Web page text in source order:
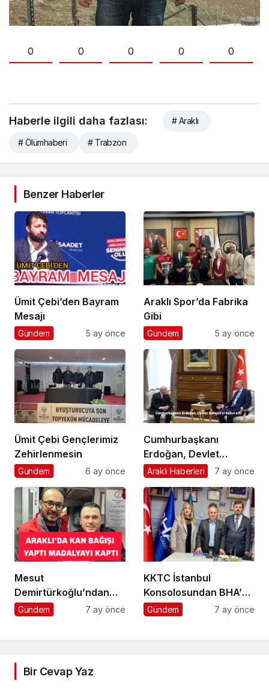
0 0 0 0 0
Haberle ilgili daha fazlası: # Araklı
# Ölümhaberi # Trabzon
Benzer Haberler
Ümit Çebi’den Bayram
Mesajı
Gündem 5 ay önce
Araklı Spor’da Fabrika
Gibi
Gündem 5 ay önce
Ümit Çebi Gençlerimiz
Zehirlenmesin
Gündem 6 ay önce
Cumhurbaşkanı
Erdoğan, Devlet
Bahçeli’yi kabul etti
Araklı Haberleri 7 ay önce
Mesut
Demirtürkoğlu’ndan
Örnek Davranış
Gündem 7 ay önce
KKTC İstanbul
Konsolosundan BHA’ya
Ziyaret
Gündem 7 ay önce
Bir Cevap Yaz